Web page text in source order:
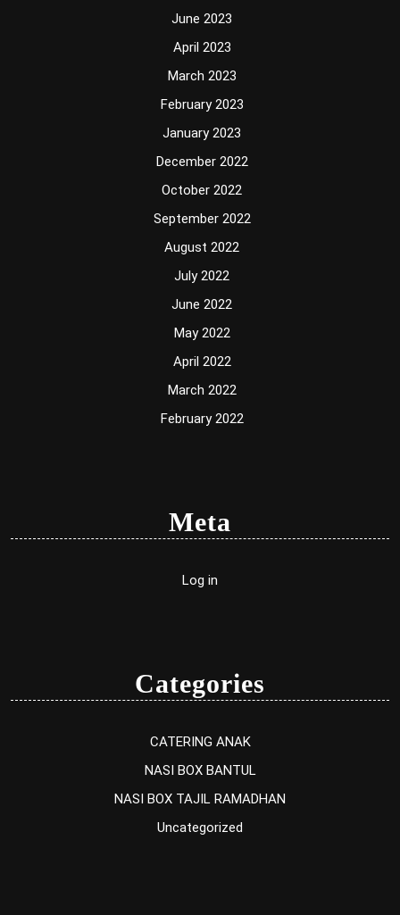
June 2023
April 2023
March 2023
February 2023
January 2023
December 2022
October 2022
September 2022
August 2022
July 2022
June 2022
May 2022
April 2022
March 2022
February 2022
Meta
Log in
Categories
CATERING ANAK
NASI BOX BANTUL
NASI BOX TAJIL RAMADHAN
Uncategorized